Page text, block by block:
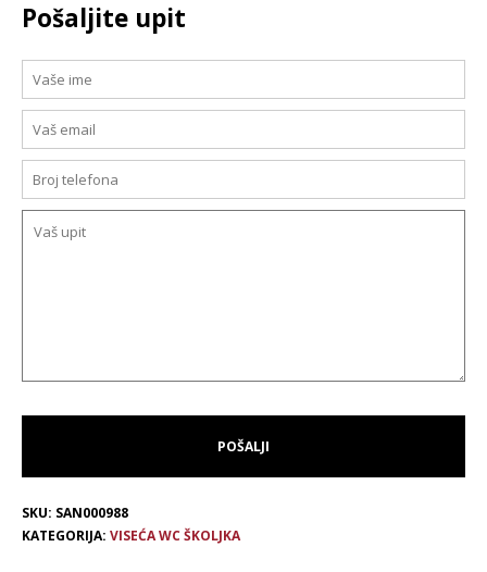
Pošaljite upit
SKU: SAN000988
KATEGORIJA: VISEĆA WC ŠKOLJKA